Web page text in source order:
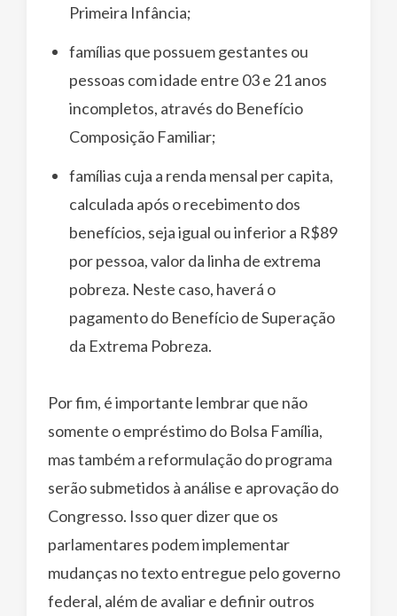
Primeira Infância;
famílias que possuem gestantes ou
pessoas com idade entre 03 e 21 anos
incompletos, através do Benefício
Composição Familiar;
famílias cuja a renda mensal per capita,
calculada após o recebimento dos
benefícios, seja igual ou inferior a R$89
por pessoa, valor da linha de extrema
pobreza. Neste caso, haverá o
pagamento do Benefício de Superação
da Extrema Pobreza.
Por fim, é importante lembrar que não
somente o empréstimo do Bolsa Família,
mas também a reformulação do programa
serão submetidos à análise e aprovação do
Congresso. Isso quer dizer que os
parlamentares podem implementar
mudanças no texto entregue pelo governo
federal, além de avaliar e definir outros